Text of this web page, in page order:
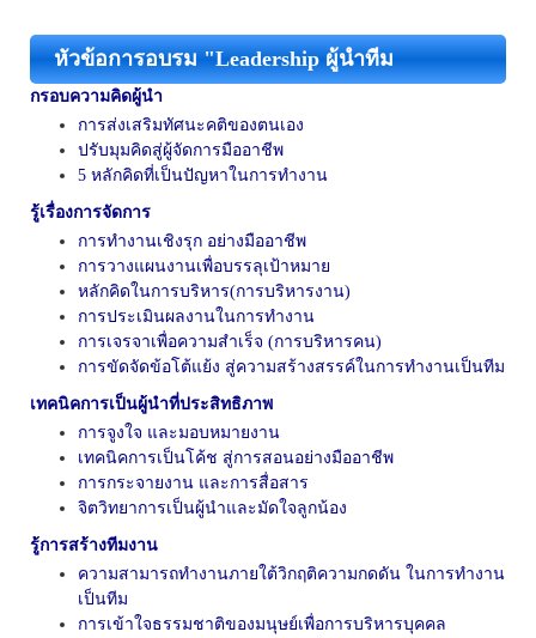
หัวข้อการอบรม "Leadership ผู้นำทีม
กรอบความคิดผู้นำ
การส่งเสริมทัศนะคติของตนเอง
ปรับมุมคิดสู่ผู้จัดการมืออาชีพ
5 หลักคิดที่เป็นปัญหาในการทำงาน
รู้เรื่องการจัดการ
การทำงานเชิงรุก อย่างมืออาชีพ
การวางแผนงานเพื่อบรรลุเป้าหมาย
หลักคิดในการบริหาร(การบริหารงาน)
การประเมินผลงานในการทำงาน
การเจรจาเพื่อความสำเร็จ (การบริหารคน)
การขัดจัดข้อโต้แย้ง สู่ความสร้างสรรค์ในการทำงานเป็นทีม
เทคนิคการเป็นผู้นำที่ประสิทธิภาพ
การจูงใจ และมอบหมายงาน
เทคนิคการเป็นโค้ช สู่การสอนอย่างมืออาชีพ
การกระจายงาน และการสื่อสาร
จิตวิทยาการเป็นผู้นำและมัดใจลูกน้อง
รู้การสร้างทีมงาน
ความสามารถทำงานภายใต้วิกฤติความกดดัน ในการทำงาน
เป็นทีม
การเข้าใจธรรมชาติของมนุษย์เพื่อการบริหารบุคคล